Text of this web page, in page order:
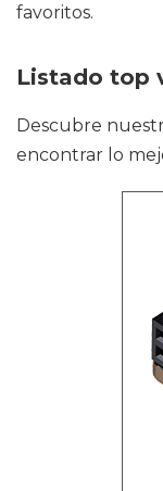
favoritos.
Listado top
Descubre
encontrar lo